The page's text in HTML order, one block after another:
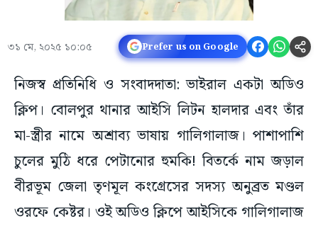
৩১ মে, ২০২৫ ১০:০৫ Prefer us on Google
নিজস্ব প্রতিনিধি ও সংবাদদাতা: ভাইরাল একটা অডিও
ক্লিপ। বোলপুর থানার আইসি লিটন হালদার এবং তাঁর
মা-স্ত্রীর নামে অশ্রাব্য ভাষায় গালিগালাজ। পাশাপাশি
চুলের মুঠি ধরে পেটানোর হুমকি! বিতর্কে নাম জড়াল
বীরভূম জেলা তৃণমূল কংগ্রেসের সদস্য অনুব্রত মণ্ডল
ওরফে কেষ্টর। ওই অডিও ক্লিপে আইসিকে গালিগালাজ